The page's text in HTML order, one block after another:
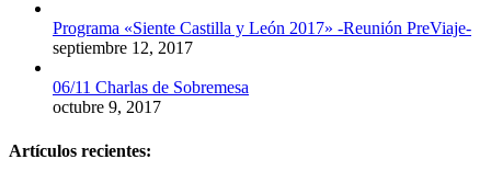
Programa «Siente Castilla y León 2017» -Reunión PreViaje-
septiembre 12, 2017
06/11 Charlas de Sobremesa
octubre 9, 2017
Artículos recientes: